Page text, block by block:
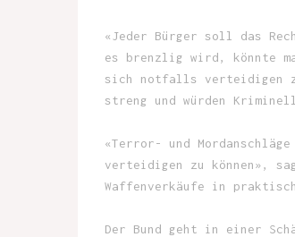
«Jeder Bürger soll das
es brenzlig wird, könnte
sich notfalls verteidigen
streng und würden
«Terror- und
verteidigen zu können»,
Waffenverkäufe in
Der Bund geht in einer